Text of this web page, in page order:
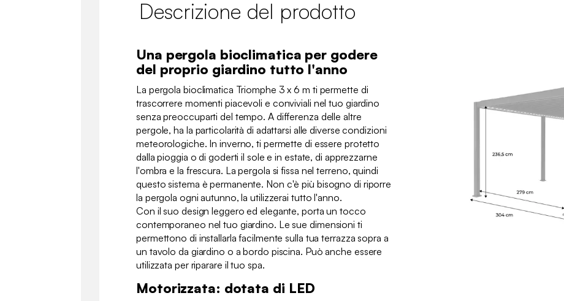
Descrizione del prodotto
Una pergola bioclimatica per godere
del proprio giardino tutto l'anno
La pergola bioclimatica Triomphe 3 x 6 m ti permette di
trascorrere momenti piacevoli e conviviali nel tuo giardino
senza preoccuparti del tempo. A differenza delle altre
pergole, ha la particolarità di adattarsi alle diverse condizioni
meteorologiche. In inverno, ti permette di essere protetto
dalla pioggia o di goderti il sole e in estate, di apprezzarne
l'ombra e la frescura. La pergola si fissa nel terreno, quindi
questo sistema è permanente. Non c'è più bisogno di riporre
la pergola ogni autunno, la utilizzerai tutto l'anno.
Con il suo design leggero ed elegante, porta un tocco
contemporaneo nel tuo giardino. Le sue dimensioni ti
permettono di installarla facilmente sulla tua terrazza sopra a
un tavolo da giardino o a bordo piscina. Può anche essere
utilizzata per riparare il tuo spa.
Motorizzata: dotata di LED